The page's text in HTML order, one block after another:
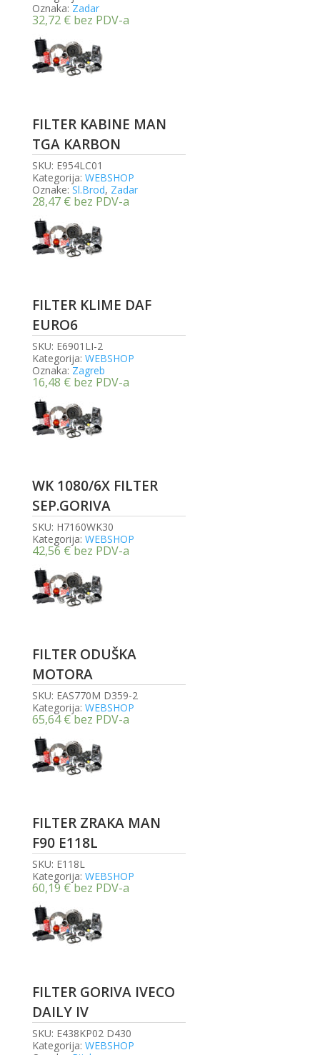
Oznaka: Zadar
32,72 € bez PDV-a
FILTER KABINE MAN
TGA KARBON
SKU: E954LC01
Kategorija: WEBSHOP
Oznake: Sl.Brod, Zadar
28,47 € bez PDV-a
FILTER KLIME DAF
EURO6
SKU: E6901LI-2
Kategorija: WEBSHOP
Oznaka: Zagreb
16,48 € bez PDV-a
WK 1080/6X FILTER
SEP.GORIVA
SKU: H7160WK30
Kategorija: WEBSHOP
42,56 €bez PDV-a
FILTER ODUŠKA
MOTORA
SKU: EAS770M D359-2
Kategorija: WEBSHOP
65,64€bez PDV-a
FILTER ZRAKA MAN
F90 E118L
SKU: E118L
Kategorija: WEBSHOP
60,19 €bez PDV-a
FILTER GORIVA IVECO
DAILY IV
SKU: E438KP02 D430
Kategorija: WEBSHOP